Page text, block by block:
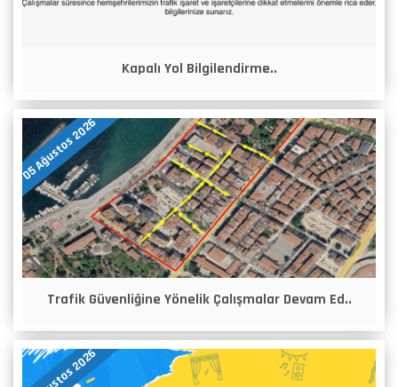
Kapalı Yol Bilgilendirme..
05 Ağustos 2026
Trafik Güvenliğine Yönelik Çalışmalar Devam Ed..